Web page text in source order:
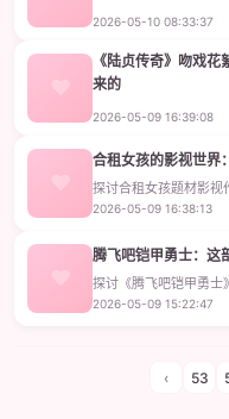
回顾《新老娘舅2013
2026-05-10 08:33:37
《陆贞传奇》吻戏
来的
揭秘《陆贞传奇》吻戏
2026-05-09 16:39:08
合租女孩的影视世界
探讨合租女孩题材影视
经典作品并分享观剧感
2026-05-09 16:38:13
腾飞吧铠甲勇士：这
探讨《腾飞吧铠甲勇士
摄剧的文化影响和持久
2026-05-09 15:22:47
‹ 53